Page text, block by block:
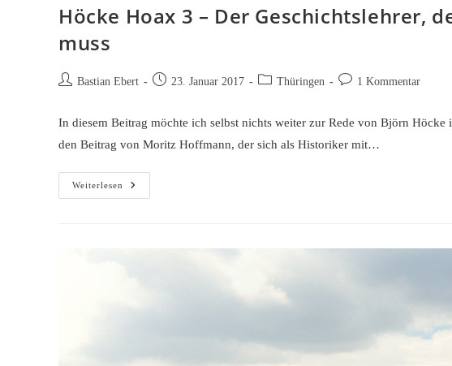
Höcke Hoax 3 – Der Geschichtslehrer,
muss
Beitrags-Bastian Ebert
Beitrag23. Januar 2017
Beitrags-
Thüringen
Beitrags-1 Kommentar
In diesem Beitrag möchte ich selbst nichts weiter zur Rede von Björn
den Beitrag von Moritz Hoffmann, der sich als Historiker mit…
Weiterlesen
Höcke
Hoax